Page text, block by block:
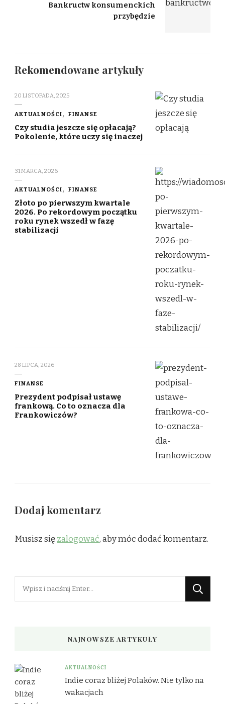
Bankructw konsumenckich
przybędzie
Rekomendowane artykuły
20 LISTOPADA, 2025
AKTUALNOŚCI FINANSE
Czy studia jeszcze się opłacają?
Pokolenie, które uczy się inaczej
31 MARCA, 2026
AKTUALNOŚCI FINANSE
Złoto po pierwszym kwartale
2026. Po rekordowym początku
roku rynek wszedł w fazę
stabilizacji
28 LIPCA, 2026
FINANSE
Prezydent podpisał ustawę
frankową. Co to oznacza dla
Frankowiczów?
Dodaj komentarz
Musisz sięzalogować, aby móc dodać komentarz.
NAJNOWSZE ARTYKUŁY
AKTUALNOŚCI
Indie coraz bliżej Polaków. Nie tylko na
wakacjach